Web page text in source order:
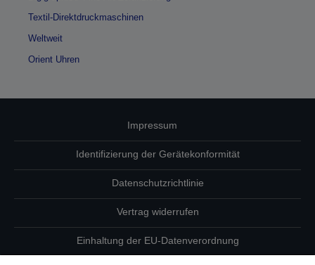
Textil-Direktdruckmaschinen
Weltweit
Orient Uhren
Impressum
Identifizierung der Gerätekonformität
Datenschutzrichtlinie
Vertrag widerrufen
Einhaltung der EU-Datenverordnung